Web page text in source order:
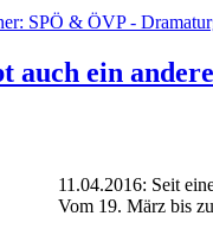
SPÖ & ÖVP -
auch ein
11.04.2016: Seit
Vom 19. März bis